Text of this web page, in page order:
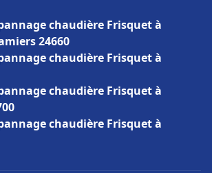
chaudière Frisquet à
24660
chaudière Frisquet à
chaudière Frisquet à
chaudière Frisquet à